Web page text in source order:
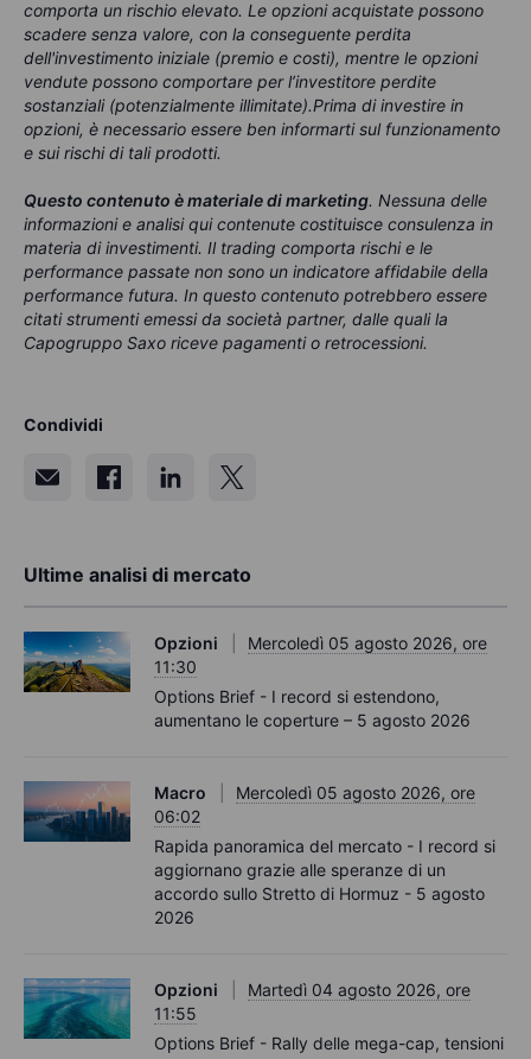
comporta un rischio elevato. Le opzioni acquistate possono
scadere senza valore, con la conseguente perdita
dell'investimento iniziale (premio e costi), mentre le opzioni
vendute possono comportare per l’investitore perdite
sostanziali (potenzialmente illimitate).Prima di investire in
opzioni, è necessario essere ben informarti sul funzionamento
e sui rischi di tali prodotti.
Questo contenuto è materiale di marketing. Nessuna delle
informazioni e analisi qui contenute costituisce consulenza in
materia di investimenti. Il trading comporta rischi e le
performance passate non sono un indicatore affidabile della
performance futura. In questo contenuto potrebbero essere
citati strumenti emessi da società partner, dalle quali la
Capogruppo Saxo riceve pagamenti o retrocessioni.
Condividi
Ultime analisi di mercato
Opzioni
Mercoledì 05 agosto 2026, ore
11:30
Options Brief - I record si estendono,
aumentano le coperture – 5 agosto 2026
Macro
Mercoledì 05 agosto 2026, ore
06:02
Rapida panoramica del mercato - I record si
aggiornano grazie alle speranze di un
accordo sullo Stretto di Hormuz - 5 agosto
2026
Opzioni
Martedì 04 agosto 2026, ore
11:55
Options Brief - Rally delle mega-cap, tensioni